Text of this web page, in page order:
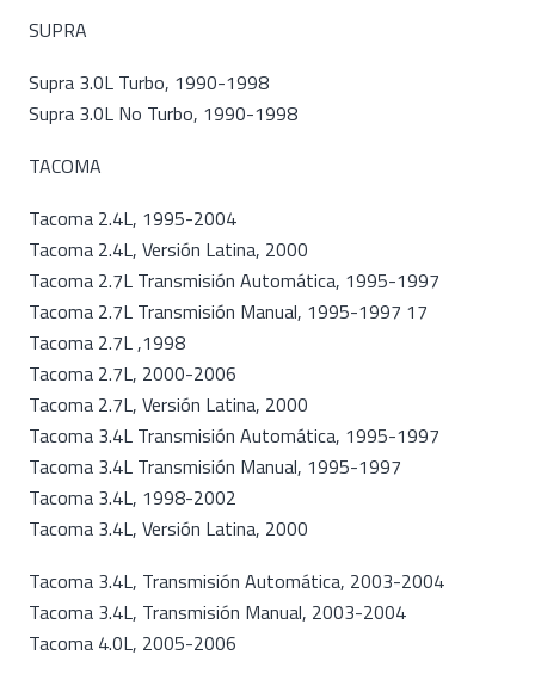
SUPRA
Supra 3.0L Turbo, 1990-1998
Supra 3.0L No Turbo, 1990-1998
TACOMA
Tacoma 2.4L, 1995-2004
Tacoma 2.4L, Versión Latina, 2000
Tacoma 2.7L Transmisión Automática, 1995-1997
Tacoma 2.7L Transmisión Manual, 1995-1997 17
Tacoma 2.7L ,1998
Tacoma 2.7L, 2000-2006
Tacoma 2.7L, Versión Latina, 2000
Tacoma 3.4L Transmisión Automática, 1995-1997
Tacoma 3.4L Transmisión Manual, 1995-1997
Tacoma 3.4L, 1998-2002
Tacoma 3.4L, Versión Latina, 2000
Tacoma 3.4L, Transmisión Automática, 2003-2004
Tacoma 3.4L, Transmisión Manual, 2003-2004
Tacoma 4.0L, 2005-2006